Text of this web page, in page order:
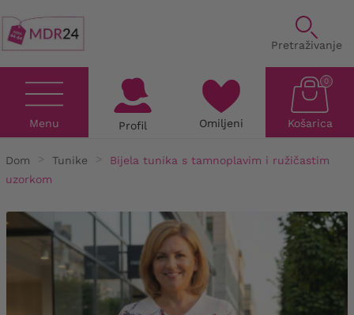
Pretraživanje
Menu Profil Omiljeni Košarica
0
Dom Tunike
Bijela tunika s tamnoplavim i ružičastim
uzorkom